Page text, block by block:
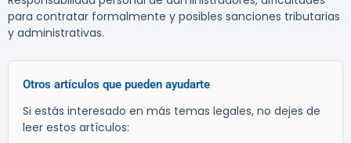
para contratar formalmente y posibles sanciones tributarias
y administrativas.
Otros artículos que pueden ayudarte
Si estás interesado en más temas legales, no dejes de
leer estos artículos: